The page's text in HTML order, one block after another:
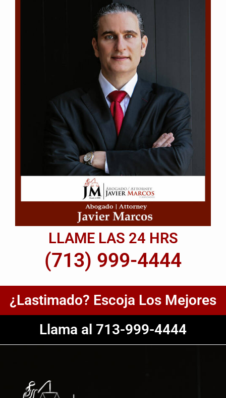
LLAME LAS 24 HRS
(713) 999-4444
¿Lastimado? Escoja Los Mejores
Llama al 713-999-4444